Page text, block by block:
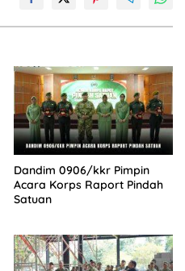
Dandim 0906/kkr Pimpin
Acara Korps Raport Pindah
Satuan